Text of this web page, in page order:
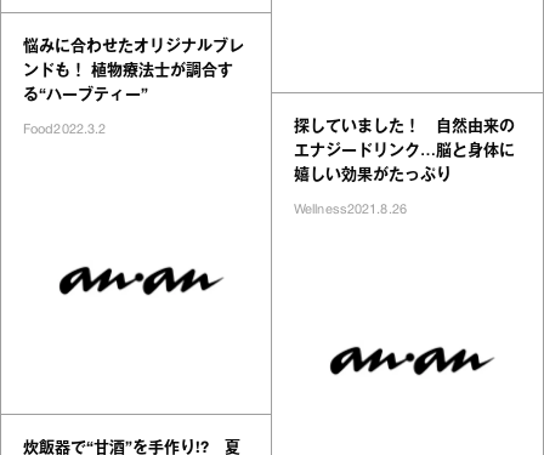
悩みに合わせたオリジナルブレ
ンドも！ 植物療法士が調合す
る“ハーブティー”
Food2022.3.2
炊飯器で“甘酒”を手作り!? 夏
探していました！ 自然由来の
エナジードリンク…脳と身体に
嬉しい効果がたっぷり
Wellness2021.8.26